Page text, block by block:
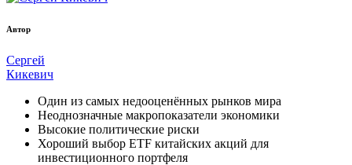
Автор
Сергей
Кикевич
Один из самых недооценённых рынков мира
Неоднозначные макропоказатели экономики
Высокие политические риски
Хороший выбор ETF китайских акций для
инвестиционного портфеля